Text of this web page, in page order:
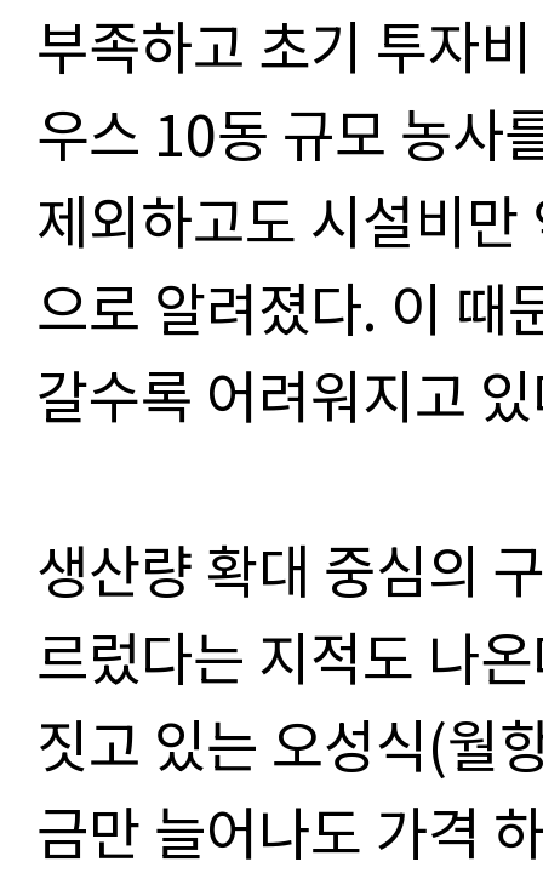
부족하고 초기 투자
우스 10동 규모 농사
제외하고도 시설비
으로 알려졌다. 이 때
갈수록 어려워지고
생산량 확대 중심의
르렀다는 지적도 나
짓고 있는 오성식(월
금만 늘어나도 가격